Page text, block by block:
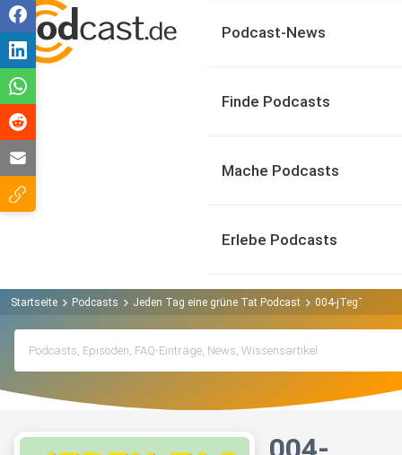
Podcast-News
Finde Podcasts
Mache Podcasts
Erlebe Podcasts
Startseite Podcasts Jeden Tag eine grüne Tat Podcast 004-jTegT -